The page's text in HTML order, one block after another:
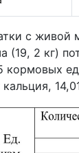
с живой
2 кг)
кормовых